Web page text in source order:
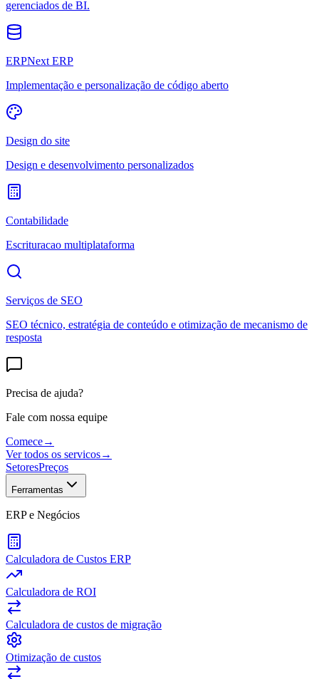
gerenciados de BI.
ERPNext ERP
Implementação e personalização de código aberto
Design do site
Design e desenvolvimento personalizados
Contabilidade
Escrituracao multiplataforma
Serviços de SEO
SEO técnico, estratégia de conteúdo e otimização de mecanismo de
resposta
Precisa de ajuda?
Fale com nossa equipe
Comece→
Ver todos os servicos→
SetoresPreços
Ferramentas
ERP e Negócios
Calculadora de Custos ERP
Calculadora de ROI
Calculadora de custos de migração
Otimização de custos